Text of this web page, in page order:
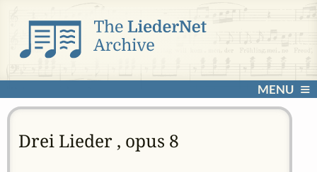
MENU
Drei Lieder , opus 8